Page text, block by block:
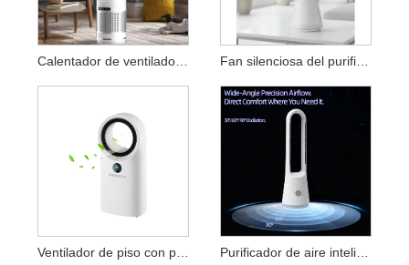
Calentador de ventilador sin aspas con purificador de aire
Ventilador de piso con pedestal sin aspas con circulación de aire turbo